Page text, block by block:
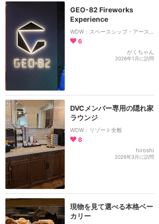
GEO-82 Fireworks
Experience
WDW：スペースシップ・アース・ラウンジ
6
がくちゃん
2026年1月に訪問
DVCメンバー専用の隠れ家
ラウンジ
WDW：リゾート全般
8
hiroshi
2026年3月に訪問
現物を見て選べる本格ベー
カリー